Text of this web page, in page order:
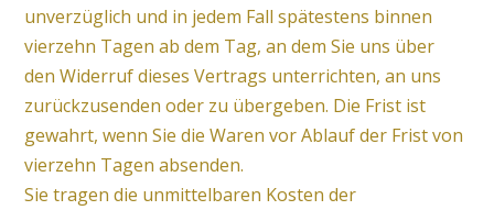
unverzüglich und in jedem Fall spätestens binnen
vierzehn Tagen ab dem Tag, an dem Sie uns über
den Widerruf dieses Vertrags unterrichten, an uns
zurückzusenden oder zu übergeben. Die Frist ist
gewahrt, wenn Sie die Waren vor Ablauf der Frist von
vierzehn Tagen absenden.
Sie tragen die unmittelbaren Kosten der